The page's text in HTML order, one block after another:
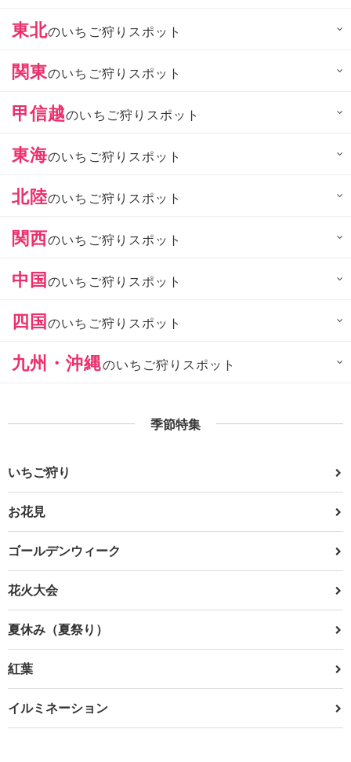
東北のいちご狩りスポット
関東のいちご狩りスポット
甲信越のいちご狩りスポット
東海のいちご狩りスポット
北陸のいちご狩りスポット
関西のいちご狩りスポット
中国のいちご狩りスポット
四国のいちご狩りスポット
九州・沖縄のいちご狩りスポット
季節特集
いちご狩り
お花見
ゴールデンウィーク
花火大会
夏休み（夏祭り）
紅葉
イルミネーション